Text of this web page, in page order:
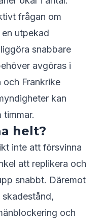
frågan om
utpekad
snabbare
avgöras i
och Frankrike
kan
timmar.
helt?
inte att försvinna
att replikera och
snabbt. Däremot
och